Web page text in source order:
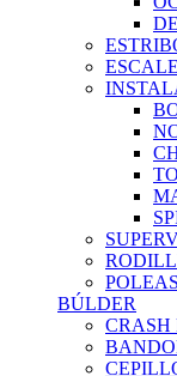
BÚLDER
CRASH